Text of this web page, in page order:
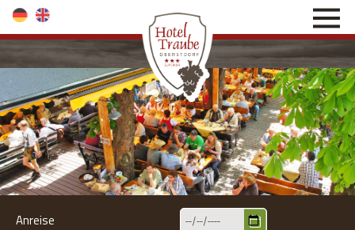
direkt zur Navigation
direkt zum Inhalt
Anreise